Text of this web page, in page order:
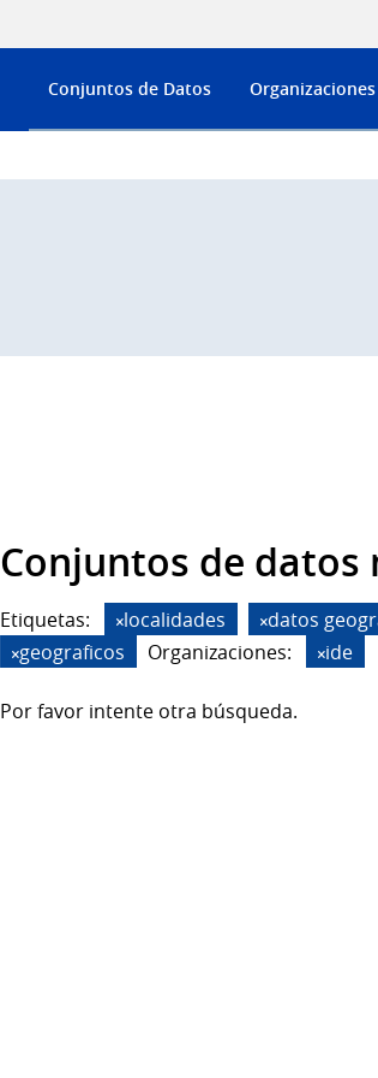
Conjuntos de Datos Organizaciones
Conjuntos de
Etiquetas: localidades datos
geograficos
Organizaciones: ide
Por favor intente otra búsqueda.